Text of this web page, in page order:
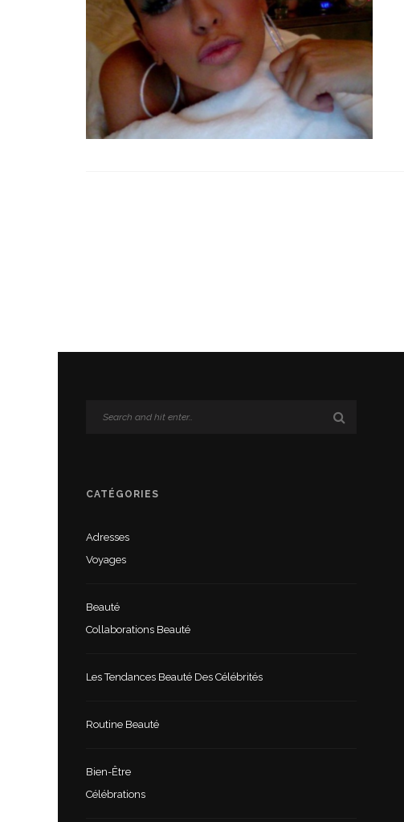
CATÉGORIES
Adresses
Voyages
Beauté
Collaborations Beauté
Les Tendances Beauté Des Célébrités
Routine Beauté
Bien-Être
Célébrations